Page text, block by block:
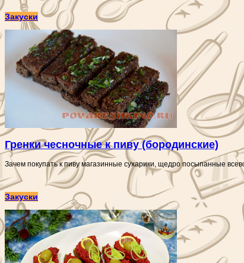
Закуски
Гренки чесночные к пиву (бородинские)
Зачем покупать к пиву магазинные сухарики, щедро посыпанные
Закуски